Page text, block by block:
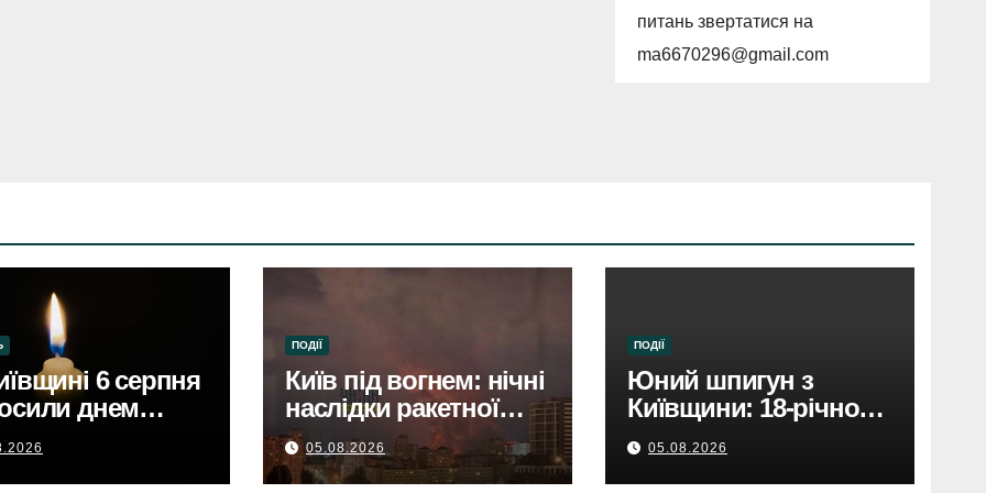
питань звертатися на
ma6670296@gmail.com
6 серпня
днем
в
6 серпня –
ПОДІЇ
Київ під вогнем: нічні
наслідки ракетної
атаки.
05.08.2026
ПОДІЇ
Юний шпигун з
Київщини: 18-річного
затримали за зраду
Росії.
05.08.2026